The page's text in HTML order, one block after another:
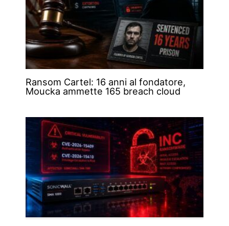
Ransom Cartel: 16 anni al fondatore,
Moucka ammette 165 breach cloud